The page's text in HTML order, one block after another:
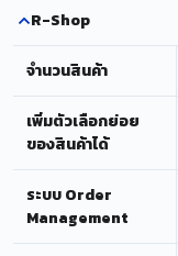
R-Shop
จำนวนสินค้า
เพิ่มตัวเลือกย่อย
ของสินค้าได้
ระบบ Order
Management